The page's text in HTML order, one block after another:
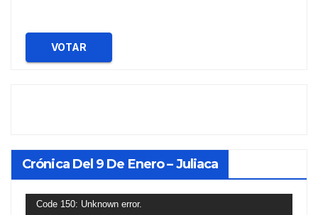
VOTAR
Crónica Del 9 De Enero – Juliaca
Reproductor
Code 150: Unknown error.